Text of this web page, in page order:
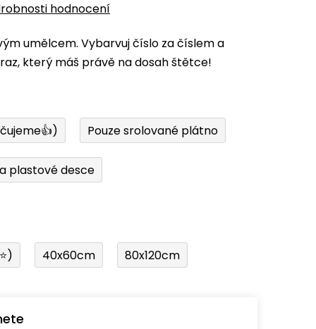
hodnocení
umělcem. Vybarvuj číslo za číslem a
který máš právě na dosah štětce!
Pouze srolované plátno
plastové desce
40x60cm 80x120cm